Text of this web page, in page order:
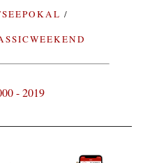
- 2019